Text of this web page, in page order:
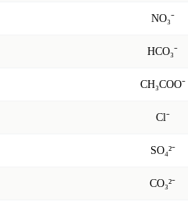
NO₃⁻
HCO₃⁻
CH₃COO⁻
Cl⁻
SO₄²⁻
CO₃²⁻